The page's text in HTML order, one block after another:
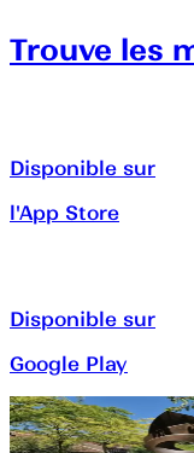
Trouve les
Disponible sur
l'App Store
Disponible sur
Google Play